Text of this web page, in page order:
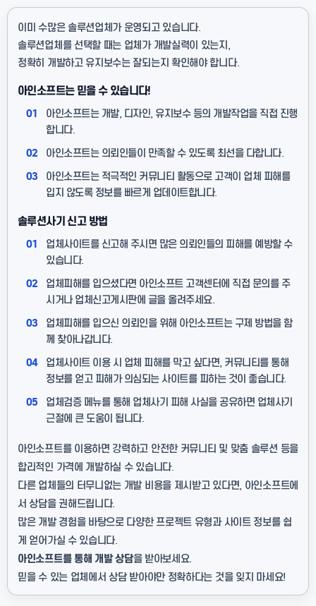
이미 수많은 솔루션업체가 운영되고 있습니다.
솔루션업체를 선택할 때는 업체가 개발실력이 있는지,
정확히 개발하고 유지보수는 잘되는지 확인해야 합니다.
아인소프트는 믿을 수 있습니다!
01
아인소프트는 개발, 디자인, 유지보수 등의 개발작업을 직접 진행
합니다.
02
아인소프트는 의뢰인들이 만족할 수 있도록 최선을 다합니다.
03
아인소프트는 적극적인 커뮤니티 활동으로 고객이 업체 피해를
입지 않도록 정보를 빠르게 업데이트합니다.
솔루션사기 신고 방법
01
업체사이트를 신고해 주시면 많은 의뢰인들의 피해를 예방할 수
있습니다.
02
업체피해를 입으셨다면 아인소프트 고객센터에 직접 문의를 주
시거나 업체신고게시판에 글을 올려주세요.
03
업체피해를 입으신 의뢰인을 위해 아인소프트는 구제 방법을 함
께 찾아나갑니다.
04
업체사이트 이용 시 업체 피해를 막고 싶다면, 커뮤니티를 통해
정보를 얻고 피해가 의심되는 사이트를 피하는 것이 좋습니다.
05
업체검증 메뉴를 통해 업체사기 피해 사실을 공유하면 업체사기
근절에 큰 도움이 됩니다.
아인소프트를 이용하면 강력하고 안전한 커뮤니티 및 맞춤 솔루션 등을
합리적인 가격에 개발하실 수 있습니다.
다른 업체들의 터무니없는 개발 비용을 제시받고 있다면, 아인소프트에
서 상담을 권해드립니다.
많은 개발 경험을 바탕으로 다양한 프로젝트 유형과 사이트 정보를 쉽
게 얻어가실 수 있습니다.
아인소프트를 통해 개발 상담을 받아보세요.
믿을 수 있는 업체에서 상담 받아야만 정확하다는 것을 잊지 마세요!